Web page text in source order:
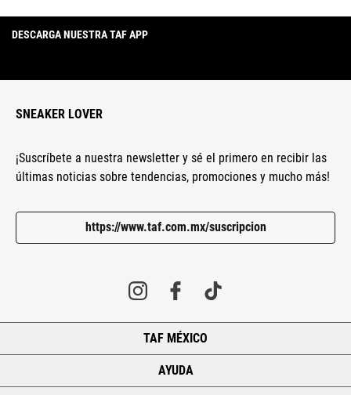
DESCARGA NUESTRA TAF APP
SNEAKER LOVER
¡Suscríbete a nuestra newsletter y sé el primero en recibir las
últimas noticias sobre tendencias, promociones y mucho más!
https://www.taf.com.mx/suscripcion
TAF MÉXICO
AYUDA